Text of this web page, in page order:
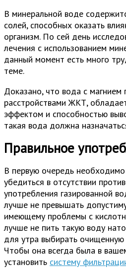
В минеральной воде
солей, способных оказать
организм. По сей день
лечения с использованием
данный момент есть много
теме.
Доказано, что вода с магнием
расстройствами ЖКТ,
эффектом и способностью
такая вода должна
Правильное
В первую очередь
убедиться в отсутствии
употребления газированной
лучше не превышать
имеющему проблемы с
лучше не пить такую воду
для утра выбирать очищенную
Чтобы она всегда была в
установить систему